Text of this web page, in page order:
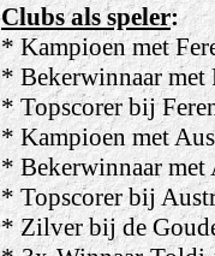
Clubs als speler:
* Kampioen met
* Bekerwinnaar met
* Topscorer bij
* Kampioen met
* Bekerwinnaar
* Topscorer bij
* Zilver bij de